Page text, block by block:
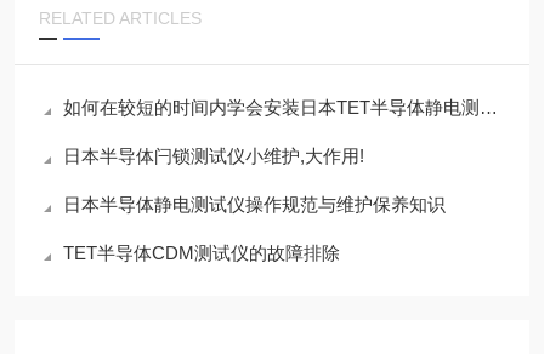
RELATED ARTICLES
如何在较短的时间内学会安装日本TET半导体静电测试仪的方法
日本半导体闩锁测试仪小维护,大作用!
日本半导体静电测试仪操作规范与维护保养知识
TET半导体CDM测试仪的故障排除